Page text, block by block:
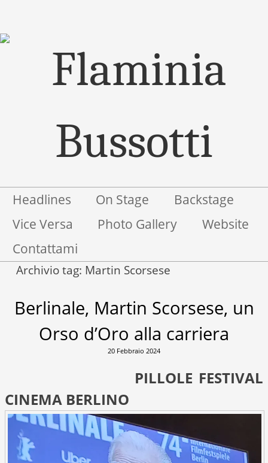
Menu
Salta il contenuto
Headlines On Stage
Backstage
Vice Versa
Photo Gallery
Website
Contattami
Archivio tag: Martin Scorsese
Berlinale, Martin Scorsese, un
Orso d’Oro alla carriera
20 Febbraio 2024
PILLOLE FESTIVAL
CINEMA BERLINO